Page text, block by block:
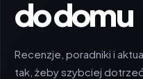
do domu
Recenzje, poradniki i
tak, żeby szybciej